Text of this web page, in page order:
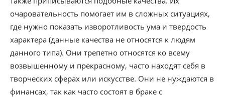
очаровательность помогает им в сложных ситуациях,
где нужно показать изворотливость ума и твердость
характера (данные качества не относятся к людям
данного типа). Они трепетно относятся ко всему
возвышенному и прекрасному, часто находят себя в
творческих сферах или искусстве. Они не нуждаются в
финансах, так как часто состоят в браке с